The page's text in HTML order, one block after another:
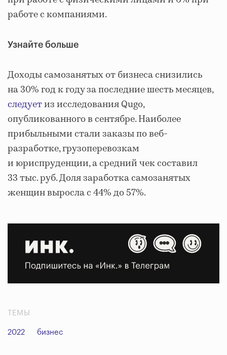
работе с компаниями.
Узнайте больше
Доходы самозанятых от бизнеса снизились
на 30% год к году за последние шесть месяцев,
следуетиз исследования Qugo,
опубликованного в сентябре. Наиболее
прибыльными стали заказы по веб-
разработке, грузоперевозкам
и юриспруденции, а средний чек составил
33 тыс. руб. Доля заработка самозанятых
женщин выросла с 44% до 57%.
ТЕМЫ
2022 бизнес